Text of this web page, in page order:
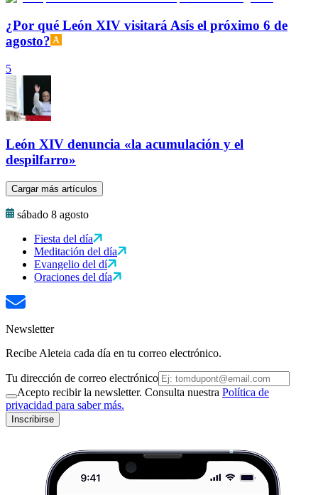
¿Por qué León XIV visitará Asís el próximo 6 de
agosto?
5
León XIV denuncia «la acumulación y el
despilfarro»
Cargar más artículos
sábado 8 agosto
Fiesta del día
Meditación del día
Evangelio del dí
Oraciones del día
Newsletter
Recibe Aleteia cada día en tu correo electrónico.
Tu dirección de correo electrónico
Acepto recibir la newsletter. Consulta nuestra Política de
privacidad para saber más.
Inscribirse